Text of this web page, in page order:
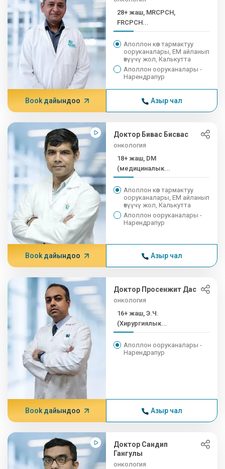
28+ жаш, MRCPCH,
FRCPCH...
Аполлон көп тармактуу
ооруканалары, EM айланып
өтүүчү жол, Калькутта
Аполлон ооруканалары -
Нарендрапур
Book дайындоо Азыр чал
Доктор Бивас Бисвас
онкология
18+ жаш, DM
(медициналык...
Аполлон көп тармактуу
ооруканалары, EM айланып
өтүүчү жол, Калькутта
Аполлон ооруканалары -
Нарендрапур
Book дайындоо Азыр чал
Доктор Просенжит Дас
онкология
16+ жаш, Э.Ч.
(Хирургиялык...
Аполлон ооруканалары -
Нарендрапур
Book дайындоо Азыр чал
Доктор Сандип
Гангулы
онкология